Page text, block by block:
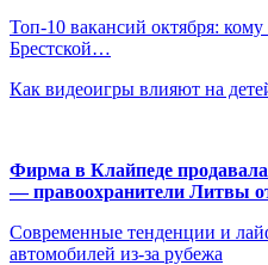
Топ-10 вакансий октября: кому
Брестской…
Как видеоигры влияют на
Фирма в Клайпеде
— правоохранители Литвы
Современные тенденции и
автомобилей из-за рубежа